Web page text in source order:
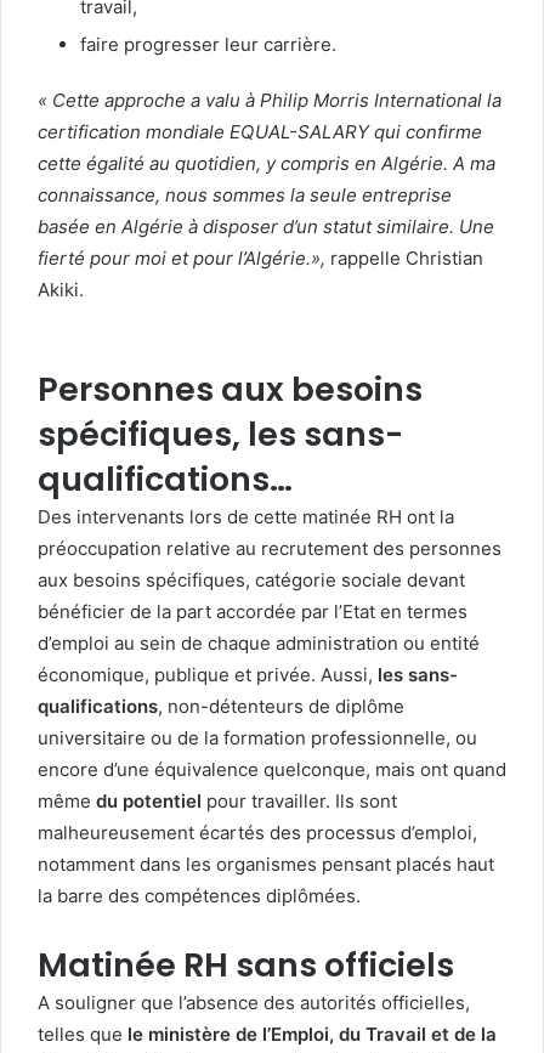
travail,
faire progresser leur carrière.
« Cette approche a valu à Philip Morris International la
certification mondiale EQUAL-SALARY qui confirme
cette égalité au quotidien, y compris en Algérie. A ma
connaissance, nous sommes la seule entreprise
basée en Algérie à disposer d’un statut similaire. Une
fierté pour moi et pour l’Algérie.», rappelle Christian
Akiki.
Personnes aux besoins
spécifiques, les sans-
qualifications…
Des intervenants lors de cette matinée RH ont la
préoccupation relative au recrutement des personnes
aux besoins spécifiques, catégorie sociale devant
bénéficier de la part accordée par l’Etat en termes
d’emploi au sein de chaque administration ou entité
économique, publique et privée. Aussi, les sans-
qualifications, non-détenteurs de diplôme
universitaire ou de la formation professionnelle, ou
encore d’une équivalence quelconque, mais ont quand
même du potentiel pour travailler. Ils sont
malheureusement écartés des processus d’emploi,
notamment dans les organismes pensant placés haut
la barre des compétences diplômées.
Matinée RH sans officiels
A souligner que l’absence des autorités officielles,
telles que le ministère de l’Emploi, du Travail et de la